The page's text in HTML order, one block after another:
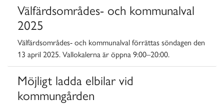
Välfärdsområdes- och kommunalval
2025
Välfärdsområdes- och kommunalval förrättas söndagen den
13 april 2025.Vallokalerna är öppna 9:00–20:00.
Möjligt ladda elbilar vid
kommungården